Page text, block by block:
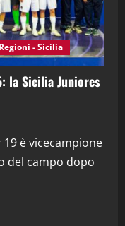
Sport News
27^ Puntata
2026)
26^ Puntata
- Sicilia
la Sicilia Juniores
è vicecampione
del campo dopo